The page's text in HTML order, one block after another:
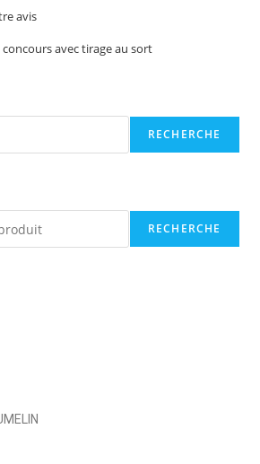
avis
concours avec tirage au sort
RECHERCHE
RECHERCHE